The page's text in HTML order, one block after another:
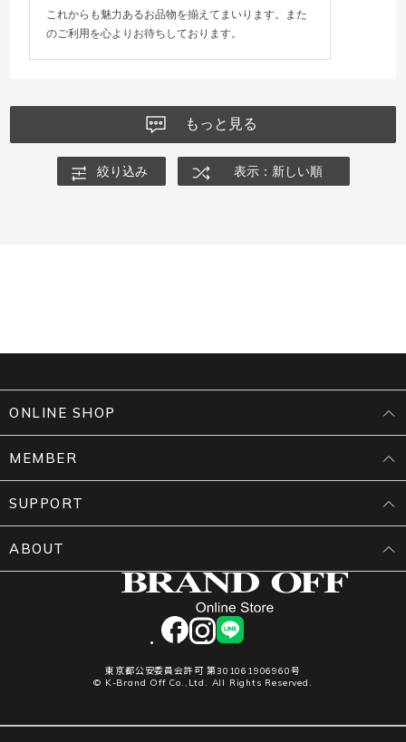
これからも魅力あるお品物を揃えてまいります。また
のご利用を心よりお待ちしております。
もっと見る
絞り込み 表示：新しい順
facebookinstagram
LINE
東京都公安委員会許可 第301061906960号
© K-Brand Off Co.,Ltd. All Rights Reserved.
ONLINE SHOP
MEMBER
SUPPORT
ABOUT